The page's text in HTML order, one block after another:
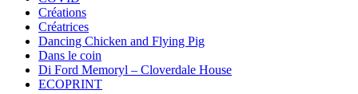
Créations
Créatrices
Dancing Chicken and Flying Pig
Dans le coin
Di Ford Memoryl – Cloverdale House
ECOPRINT